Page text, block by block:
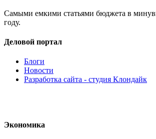
Самыми емкими статьями бюджета в
году.
Деловой портал
Блоги
Новости
Разработка сайта - студия Клондайк
Экономика